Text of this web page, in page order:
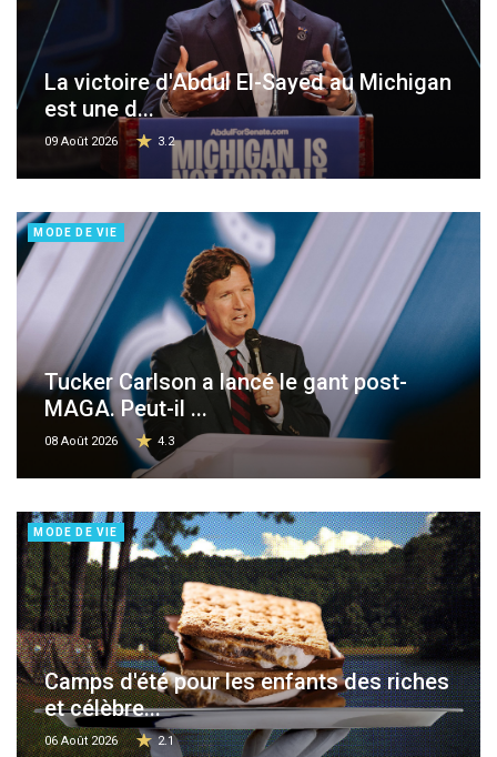
La victoire d'Abdul El-Sayed au Michigan
est une d...
09 Août 2026 3.2
MODE DE VIE
Tucker Carlson a lancé le gant post-
MAGA. Peut-il ...
08 Août 2026 4.3
MODE DE VIE
Camps d'été pour les enfants des riches
et célèbre...
06 Août 2026 2.1